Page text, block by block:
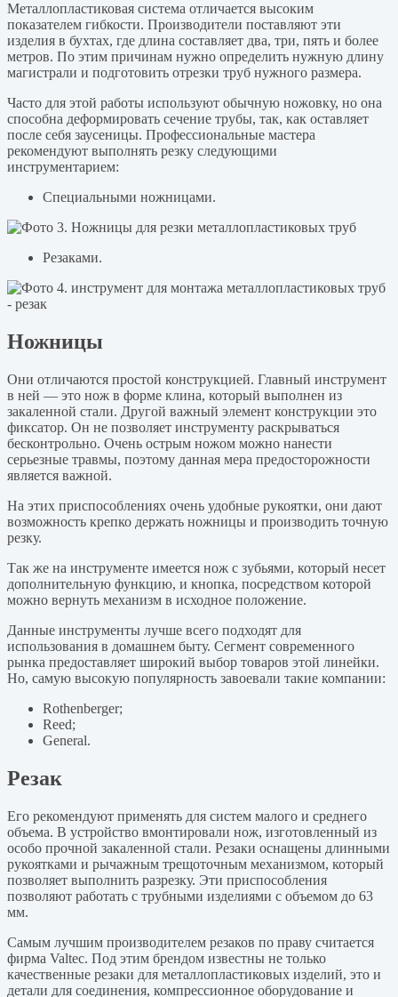
Металлопластиковая система отличается высоким
показателем гибкости. Производители поставляют эти
изделия в бухтах, где длина составляет два, три, пять и более
метров. По этим причинам нужно определить нужную длину
магистрали и подготовить отрезки труб нужного размера.
Часто для этой работы используют обычную ножовку, но она
способна деформировать сечение трубы, так, как оставляет
после себя заусеницы. Профессиональные мастера
рекомендуют выполнять резку следующими
инструментарием:
Специальными ножницами.
Резаками.
Ножницы
Они отличаются простой конструкцией. Главный инструмент
в ней — это нож в форме клина, который выполнен из
закаленной стали. Другой важный элемент конструкции это
фиксатор. Он не позволяет инструменту раскрываться
бесконтрольно. Очень острым ножом можно нанести
серьезные травмы, поэтому данная мера предосторожности
является важной.
На этих приспособлениях очень удобные рукоятки, они дают
возможность крепко держать ножницы и производить точную
резку.
Так же на инструменте имеется нож с зубьями, который несет
дополнительную функцию, и кнопка, посредством которой
можно вернуть механизм в исходное положение.
Данные инструменты лучше всего подходят для
использования в домашнем быту. Сегмент современного
рынка предоставляет широкий выбор товаров этой линейки.
Но, самую высокую популярность завоевали такие компании:
Rothenberger;
Reed;
General.
Резак
Его рекомендуют применять для систем малого и среднего
объема. В устройство вмонтировали нож, изготовленный из
особо прочной закаленной стали. Резаки оснащены длинными
рукоятками и рычажным трещоточным механизмом, который
позволяет выполнить разрезку. Эти приспособления
позволяют работать с трубными изделиями с объемом до 63
мм.
Самым лучшим производителем резаков по праву считается
фирма Valtec. Под этим брендом известны не только
качественные резаки для металлопластиковых изделий, это и
детали для соединения, компрессионное оборудование и